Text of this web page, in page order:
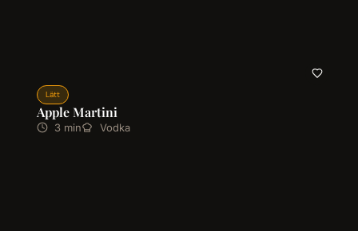
Lätt
Apple Martini
3 min Vodka